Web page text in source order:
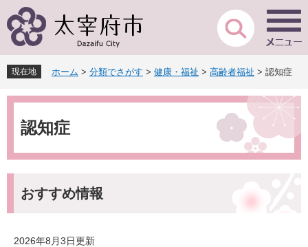
ー
先
頭
で
ニ
を
飛
ば
現在地 ホーム > 分類でさがす > 健康・福祉 > 高齢者福祉 > 認知症
本
認知症
おすすめ情報
2026年8月3日更新